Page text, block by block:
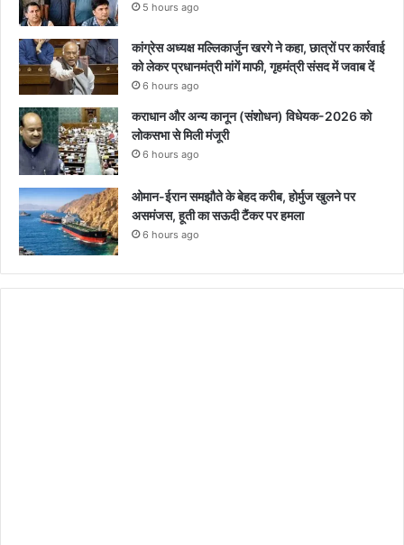
5 hours ago
कांग्रेस अध्यक्ष मल्लिकार्जुन खरगे ने कहा, छात्रों पर कार्रवाई
को लेकर प्रधानमंत्री मांगें माफी, गृहमंत्री संसद में जवाब दें
6 hours ago
कराधान और अन्य कानून (संशोधन) विधेयक-2026 को
लोकसभा से मिली मंजूरी
6 hours ago
ओमान-ईरान समझौते के बेहद करीब, होर्मुज खुलने पर
असमंजस, हूती का सऊदी टैंकर पर हमला
6 hours ago